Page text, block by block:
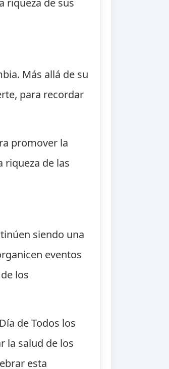
Más allá de su
para recordar
promover la
riqueza de las
siendo una
eventos
los
de Todos los
la salud de los
esta